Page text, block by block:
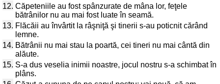
12. Căpeteniile au fost spânzurate de mâna lor, feţele
bătrânilor nu au mai fost luate în seamă.
13. Flăcăii au învârtit la râşniţă şi tinerii s-au poticnit cărând
lemne.
14. Bătrânii nu mai stau la poartă, cei tineri nu mai cântă din
alăute.
15. S-a dus veselia inimii noastre, jocul nostru s-a schimbat în
plâns.